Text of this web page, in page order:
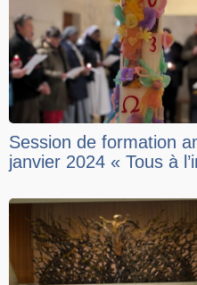
Session de formation
janvier 2024 « Tous à